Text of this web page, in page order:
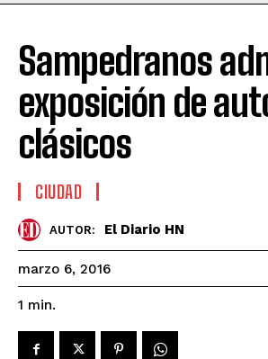
Sampedranos
exposición de
clásicos
CIUDAD
AUTOR: El Diario HN
marzo 6, 2016
1 min.